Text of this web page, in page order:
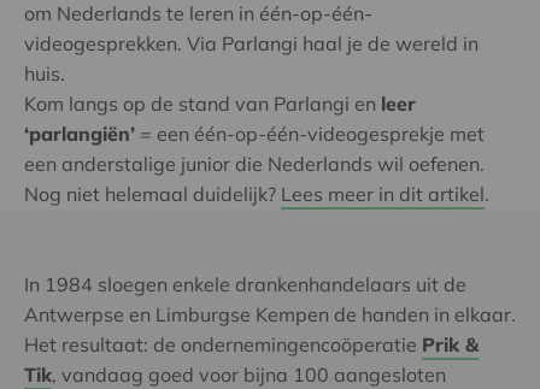
om Nederlands te leren in één-op-één-
videogesprekken. Via Parlangi haal je de wereld in
huis.
Kom langs op de stand van Parlangi en leer
‘parlangiën’ = een één-op-één-videogesprekje met
een anderstalige junior die Nederlands wil oefenen.
Nog niet helemaal duidelijk? Lees meer in dit artikel.
In 1984 sloegen enkele drankenhandelaars uit de
Antwerpse en Limburgse Kempen de handen in elkaar.
Het resultaat: de ondernemingencoöperatie Prik &
Tik, vandaag goed voor bijna 100 aangesloten